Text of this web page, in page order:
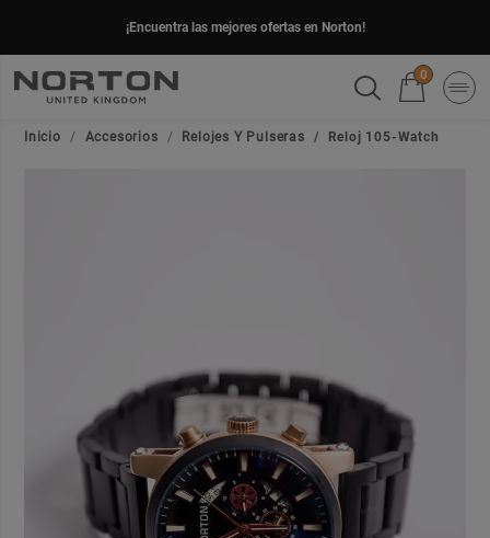
¡Encuentra las mejores ofertas en Norton!
0
Inicio Accesorios Relojes Y Pulseras Reloj 105-Watch